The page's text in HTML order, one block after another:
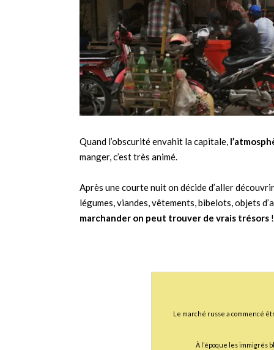
Quand l’obscurité envahit la capitale,
manger, c’est très animé.
Après une courte nuit on décide d’aller
légumes, viandes, vêtements, bibelots, objets
marchander on peut trouver de vrais trésors !
Le marché russe a commencé
À l’époque les immigrés